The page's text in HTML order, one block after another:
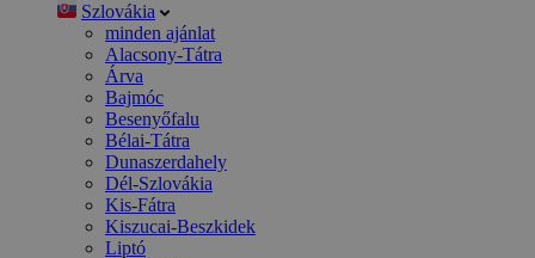
Szlovákia
minden ajánlat
Alacsony-Tátra
Árva
Bajmóc
Besenyőfalu
Bélai-Tátra
Dunaszerdahely
Dél-Szlovákia
Kis-Fátra
Kiszucai-Beszkidek
Liptó